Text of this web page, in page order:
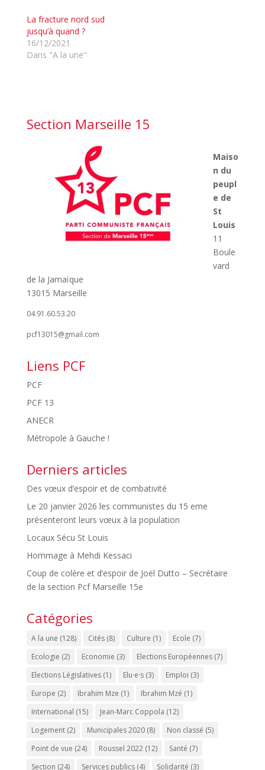
La fracture nord sud
jusqu’à quand ?
16/12/2021
Dans "A la une"
Section Marseille 15
Maiso
n du
peupl
e de
St
Louis
11
Boule
vard
de la Jamaïque
13015 Marseille
04.91.60.53.20
pcf13015@gmail.com
Liens PCF
PCF
PCF 13
ANECR
Métropole à Gauche !
Derniers articles
Des vœux d’espoir et de combativité
Le 20 janvier 2026 les communistes du 15 eme
présenteront leurs vœux à la population
Locaux Sécu St Louis
Hommage à Mehdi Kessaci
Coup de colère et d’espoir de Joël Dutto – Secrétaire
de la section Pcf Marseille 15e
Catégories
A la une (128) Cités(8) Culture (1) Ecole (7)
Ecologie (2) Economie (3) Elections Européennes(7)
Elections Législatives(1) Elu·e·s(3) Emploi (3)
Europe (2) Ibrahim Mze (1) Ibrahim Mzé (1)
International (15) Jean-Marc Coppola (12)
Logement(2) Municipales 2020(8) Non classé (5)
Point de vue (24) Roussel 2022(12) Santé (7)
Section (24) Services publics(4) Solidarité (3)